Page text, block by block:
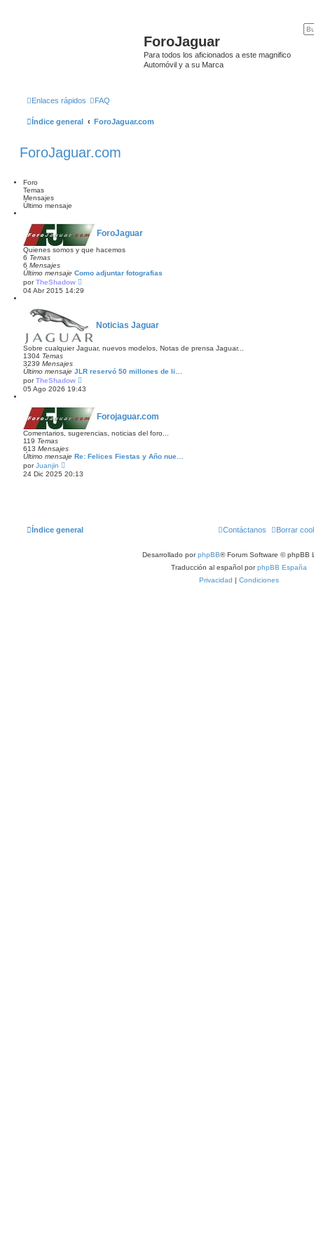
ForoJaguar
Para todos los aficionados a este magnifico
Automóvil y a su Marca
Enlaces rápidos FAQ
Índice general ForoJaguar.com
ForoJaguar.com
Foro
Temas
Mensajes
Último mensaje
ForoJaguar
Quienes somos y que hacemos
6 Temas
6 Mensajes
Último mensaje Como adjuntar fotografias
porTheShadow
e
r
i
m
o
m
s
j
04 Abr 2015 14:29
Noticias Jaguar
Sobre cualquier Jaguar, nuevos modelos, Notas de prensa Jaguar...
1304 Temas
3239 Mensajes
Último mensaje JLR reservó 50 millones de li…
porTheShadow
e
r
l
t
i
m
e
s
a
05 Ago 2026 19:43
Forojaguar.com
Comentarios, sugerencias, noticias del foro...
119 Temas
613 Mensajes
Último mensaje Re: Felices Fiestas y Año nue…
porJuanjin
e
r
m
24 Dic 2025 20:13
Índice general Borrar
Contáctanos
Desarrollado porphpBB® Forum Software © phpBB
Traducción al español porphpBB España
Privacidad | Condiciones